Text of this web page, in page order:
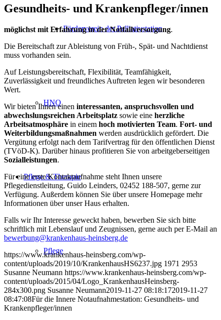
Förderverein der Palliativstation
HNO
Pflege & Therapie
Pflege
Gesundheits- und Krankenpfleger/innen
möglichst mit Erfahrung in der Notfallversorgung.
Die Bereitschaft zur Ableistung von Früh-, Spät- und Nachtdienst
muss vorhanden sein.
Auf Leistungsbereitschaft, Flexibilität, Teamfähigkeit,
Zuverlässigkeit und freundliches Auftreten legen wir besonderen
Wert.
Wir bieten Ihnen einen interessanten, anspruchsvollen und
abwechslungsreichen Arbeitsplatz sowie eine herzliche
Arbeitsatmosphäre in einem hoch motivierten Team. Fort- und
Weiterbildungsmaßnahmen werden aus­drücklich gefördert. Die
Vergütung erfolgt nach dem Tarifvertrag für den öffentlichen Dienst
(TVöD-K). Darüber hinaus profitieren Sie von arbeitgeberseitigen
Sozialleistungen.
Für eine erste Kontaktaufnahme steht Ihnen unsere
Pflegedienstleitung, Guido Leinders, 02452 188-507, gerne zur
Verfügung. Außerdem können Sie über unsere Homepage mehr
Informationen über unser Haus erhalten.
Falls wir Ihr Interesse geweckt haben, bewerben Sie sich bitte
schriftlich mit Lebenslauf und Zeugnissen, gerne auch per E-Mail an
bewerbung@krankenhaus-heinsberg.de
https://www.krankenhaus-heinsberg.com/wp-
content/uploads/2019/10/KrankenhausHS6237.jpg 1971 2953
Susanne Neumann https://www.krankenhaus-heinsberg.com/wp-
content/uploads/2015/04/Logo_KrankenhausHeinsberg-
284x300.png Susanne Neumann2019-11-27 08:18:172019-11-27
08:47:08Für die Innere Notaufnahmestation: Gesundheits- und
Krankenpfleger/innen